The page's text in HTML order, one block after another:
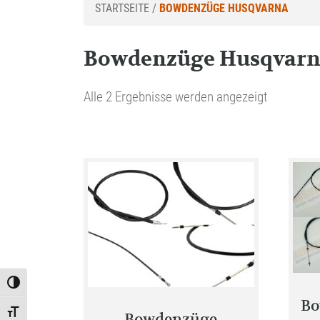
Toggle High Contrast
Toggle Font size
STARTSEITE / BOWDENZÜGE HUSQVARNA
Bowdenzüge
Alle 2 Ergebnisse werden angezeigt